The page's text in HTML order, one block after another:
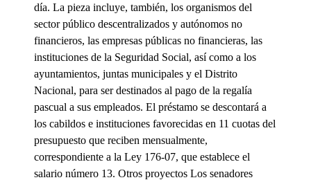
día. La pieza incluye, también, los organismos del
sector público descentralizados y autónomos no
financieros, las empresas públicas no financieras, las
instituciones de la Seguridad Social, así como a los
ayuntamientos, juntas municipales y el Distrito
Nacional, para ser destinados al pago de la regalía
pascual a sus empleados. El préstamo se descontará a
los cabildos e instituciones favorecidas en 11 cuotas del
presupuesto que reciben mensualmente,
correspondiente a la Ley 176-07, que establece el
salario número 13. Otros proyectos Los senadores